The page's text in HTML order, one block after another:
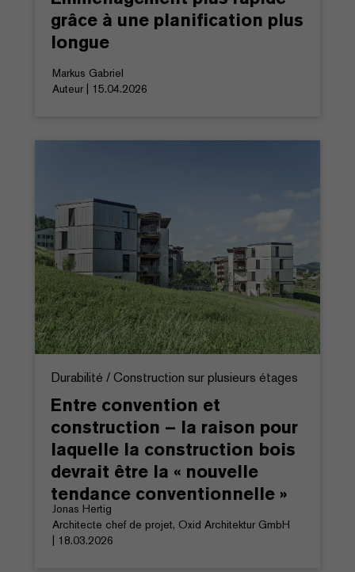
grâce à une planification plus
longue
Markus Gabriel
Auteur | 15.04.2026
Durabilité / Construction sur plusieurs étages
Entre convention et
construction – la raison pour
laquelle la construction bois
devrait être la « nouvelle
tendance conventionnelle »
Jonas Hertig
Architecte chef de projet, Oxid Architektur GmbH
| 18.03.2026